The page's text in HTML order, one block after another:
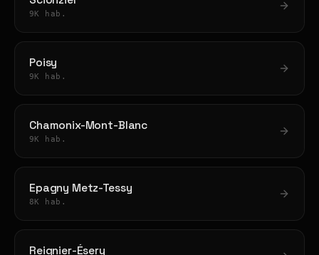
9K hab.
Poisy
9K hab.
Chamonix-Mont-Blanc
9K hab.
Epagny Metz-Tessy
8K hab.
Reignier-Ésery